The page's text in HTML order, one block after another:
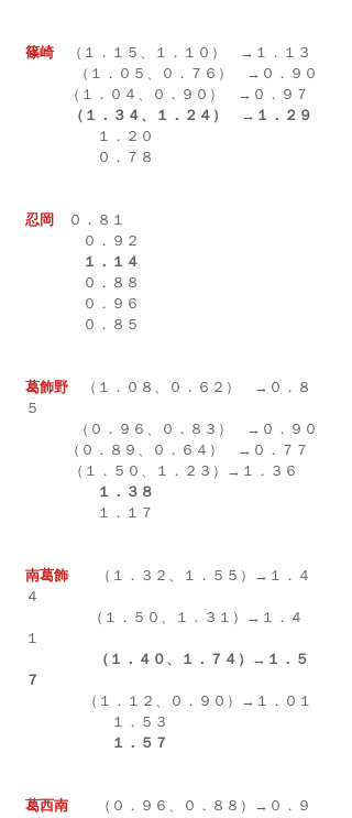
篠崎 （１．１５、１．１０）
→１．１３
（１．０５、０．７６）　→０．９０
（１．０４、０．９０）
→０．９７
（１．３４、１．２４）　→１．２９
１．２０
０．７８
忍岡
０．８１
０．９２
１．１４
０．８８
０．９６
０．８５
葛飾野 （１．０８、０．６２）　→０．８
５
（０．９６、０．８３）　→０．９０
（０．８９、０．６４）
→０．７７
（１．５０、１．２３）→１．３６
１．３８
１．１７
南葛飾 （１．３２、１．５５）→１．４
４
（１．５０、１．３１）→１．４
１
（１．４０、１．７４）→１．５
７
（１．１２、０．９０）→１．０１
１．５３
１．５７
葛西南 （０．９６、０．８８）→０．９